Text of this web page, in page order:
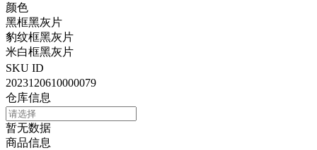
颜色
黑框黑灰片
豹纹框黑灰片
米白框黑灰片
SKU ID
2023120610000079
仓库信息
暂无数据
商品信息